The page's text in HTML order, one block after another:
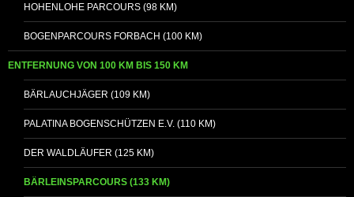
HOHENLOHE PARCOURS (98 KM)
BOGENPARCOURS FORBACH (100 KM)
ENTFERNUNG VON 100 KM BIS 150 KM
BÄRLAUCHJÄGER (109 KM)
PALATINA BOGENSCHÜTZEN E.V. (110 KM)
DER WALDLÄUFER (125 KM)
BÄRLEINSPARCOURS (133 KM)